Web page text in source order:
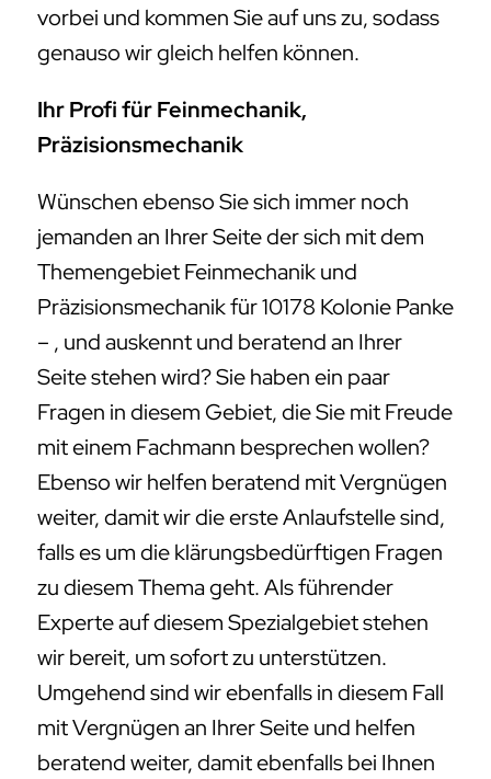
vorbei und kommen Sie auf uns zu, sodass
genauso wir gleich helfen können.
Ihr Profi für Feinmechanik,
Präzisionsmechanik
Wünschen ebenso Sie sich immer noch
jemanden an Ihrer Seite der sich mit dem
Themengebiet Feinmechanik und
Präzisionsmechanik für 10178 Kolonie Panke
– , und auskennt und beratend an Ihrer
Seite stehen wird? Sie haben ein paar
Fragen in diesem Gebiet, die Sie mit Freude
mit einem Fachmann besprechen wollen?
Ebenso wir helfen beratend mit Vergnügen
weiter, damit wir die erste Anlaufstelle sind,
falls es um die klärungsbedürftigen Fragen
zu diesem Thema geht. Als führender
Experte auf diesem Spezialgebiet stehen
wir bereit, um sofort zu unterstützen.
Umgehend sind wir ebenfalls in diesem Fall
mit Vergnügen an Ihrer Seite und helfen
beratend weiter, damit ebenfalls bei Ihnen